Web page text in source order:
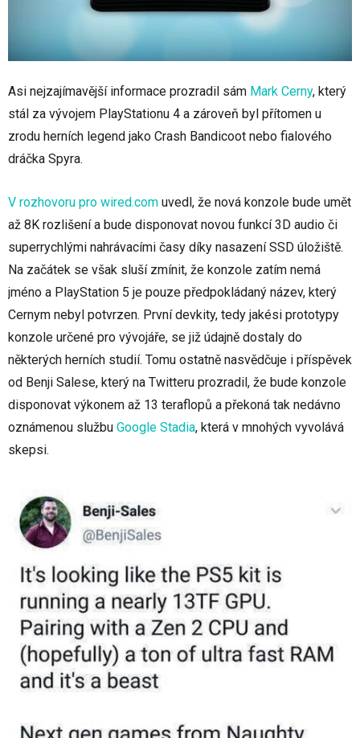
Asi nejzajímavější informace prozradil sám Mark Cerny, který
stál za vývojem PlayStationu 4 a zároveň byl přítomen u
zrodu herních legend jako Crash Bandicoot nebo fialového
dráčka Spyra.
V rozhovoru pro wired.com uvedl, že nová konzole bude umět
až 8K rozlišení a bude disponovat novou funkcí 3D audio či
superrychlými nahrávacími časy díky nasazení SSD úložiště.
Na začátek se však sluší zmínit, že konzole zatím nemá
jméno a PlayStation 5 je pouze předpokládaný název, který
Cernym nebyl potvrzen. První devkity, tedy jakési prototypy
konzole určené pro vývojáře, se již údajně dostaly do
některých herních studií. Tomu ostatně nasvědčuje i příspěvek
od Benji Salese, který na Twitteru prozradil, že bude konzole
disponovat výkonem až 13 teraflopů a překoná tak nedávno
oznámenou službu Google Stadia, která v mnohých vyvolává
skepsi.